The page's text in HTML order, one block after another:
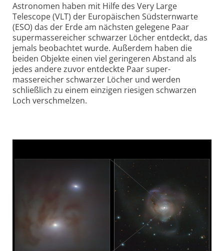
Astronomen haben mit Hilfe des Very Large
Telescope (VLT) der Europäischen Südstern­warte
(ESO) das der Erde am nächsten gelegene Paar
super­massereicher schwarzer Löcher entdeckt, das
jemals beobachtet wurde. Außerdem haben die
beiden Objekte einen viel geringeren Abstand als
jedes andere zuvor entdeckte Paar super­
massereicher schwarzer Löcher und werden
schließlich zu einem einzigen riesigen schwarzen
Loch verschmelzen.